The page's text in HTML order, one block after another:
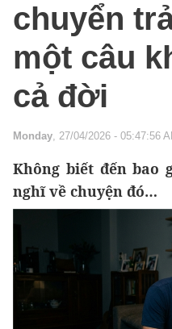
chuyển
một câu
cả đời
Monday, 27/04/2026 - 05:47:56
Không biết đến
nghĩ về chuyện đó…